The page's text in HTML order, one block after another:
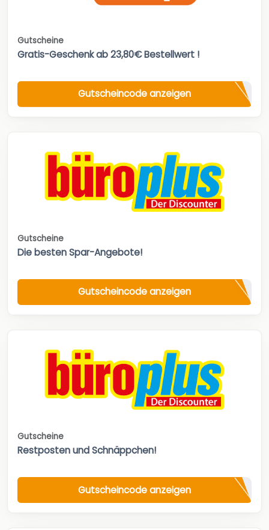
Gutscheine
Gratis-Geschenk ab 23,80€ Bestellwert !
Gutscheincode anzeigen
Gutscheine
Die besten Spar-Angebote!
Gutscheincode anzeigen
Gutscheine
Restposten und Schnäppchen!
Gutscheincode anzeigen